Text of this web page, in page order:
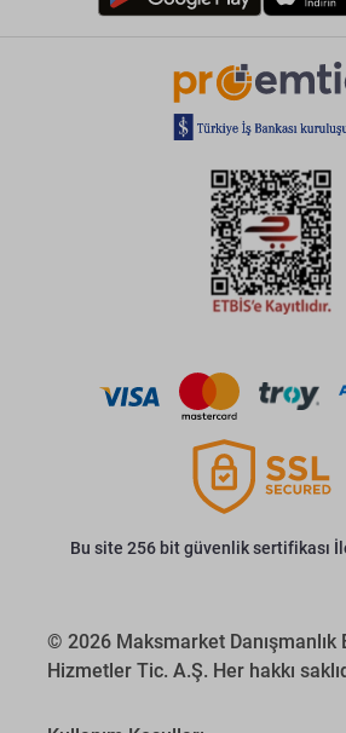
Bu site 256 bit güvenlik sertifikası
© 2026 Maksmarket Danışmanlık
Hizmetler Tic. A.Ş. Her hakkı